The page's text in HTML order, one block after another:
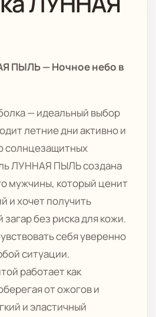
ПЫЛЬ — Ночное небо в
— идеальный выбор
летние дни активно и
солнцезащитных
ЛУННАЯ ПЫЛЬ создана
мужчины, который ценит
и хочет получить
без риска для кожи.
себя уверенно
ситуации.
работает как
от ожогов и
и эластичный